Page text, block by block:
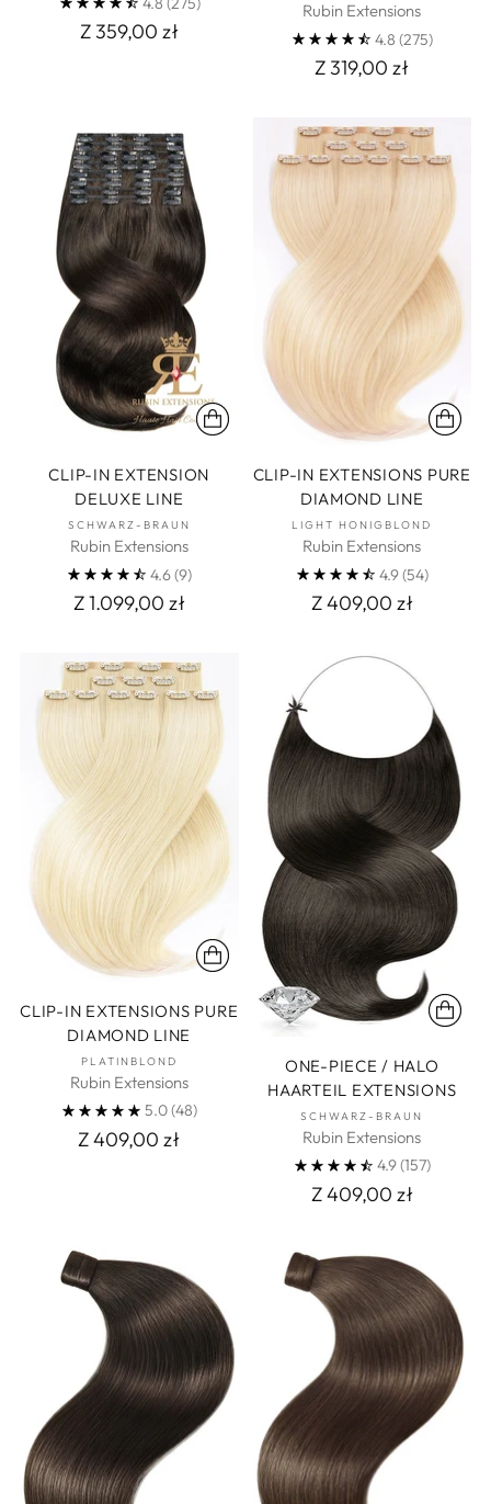
Z 359,00 zł
Rubin Extensions
4.8 (275)
Z 319,00 zł
CLIP-IN EXTENSION
DELUXE LINE
SCHWARZ-BRAUN
Rubin Extensions
4.6(9)
Z 1.099,00 zł
CLIP-IN EXTENSIONS PURE
DIAMOND LINE
LIGHT HONIGBLOND
Rubin Extensions
4.9(54)
Z 409,00 zł
CLIP-IN EXTENSIONS PURE
DIAMOND LINE
PLATINBLOND
Rubin Extensions
5.0(48)
Z 409,00 zł
ONE-PIECE / HALO
HAARTEIL EXTENSIONS
SCHWARZ-BRAUN
Rubin Extensions
4.9(157)
Z 409,00 zł